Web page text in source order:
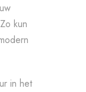
kun
in het